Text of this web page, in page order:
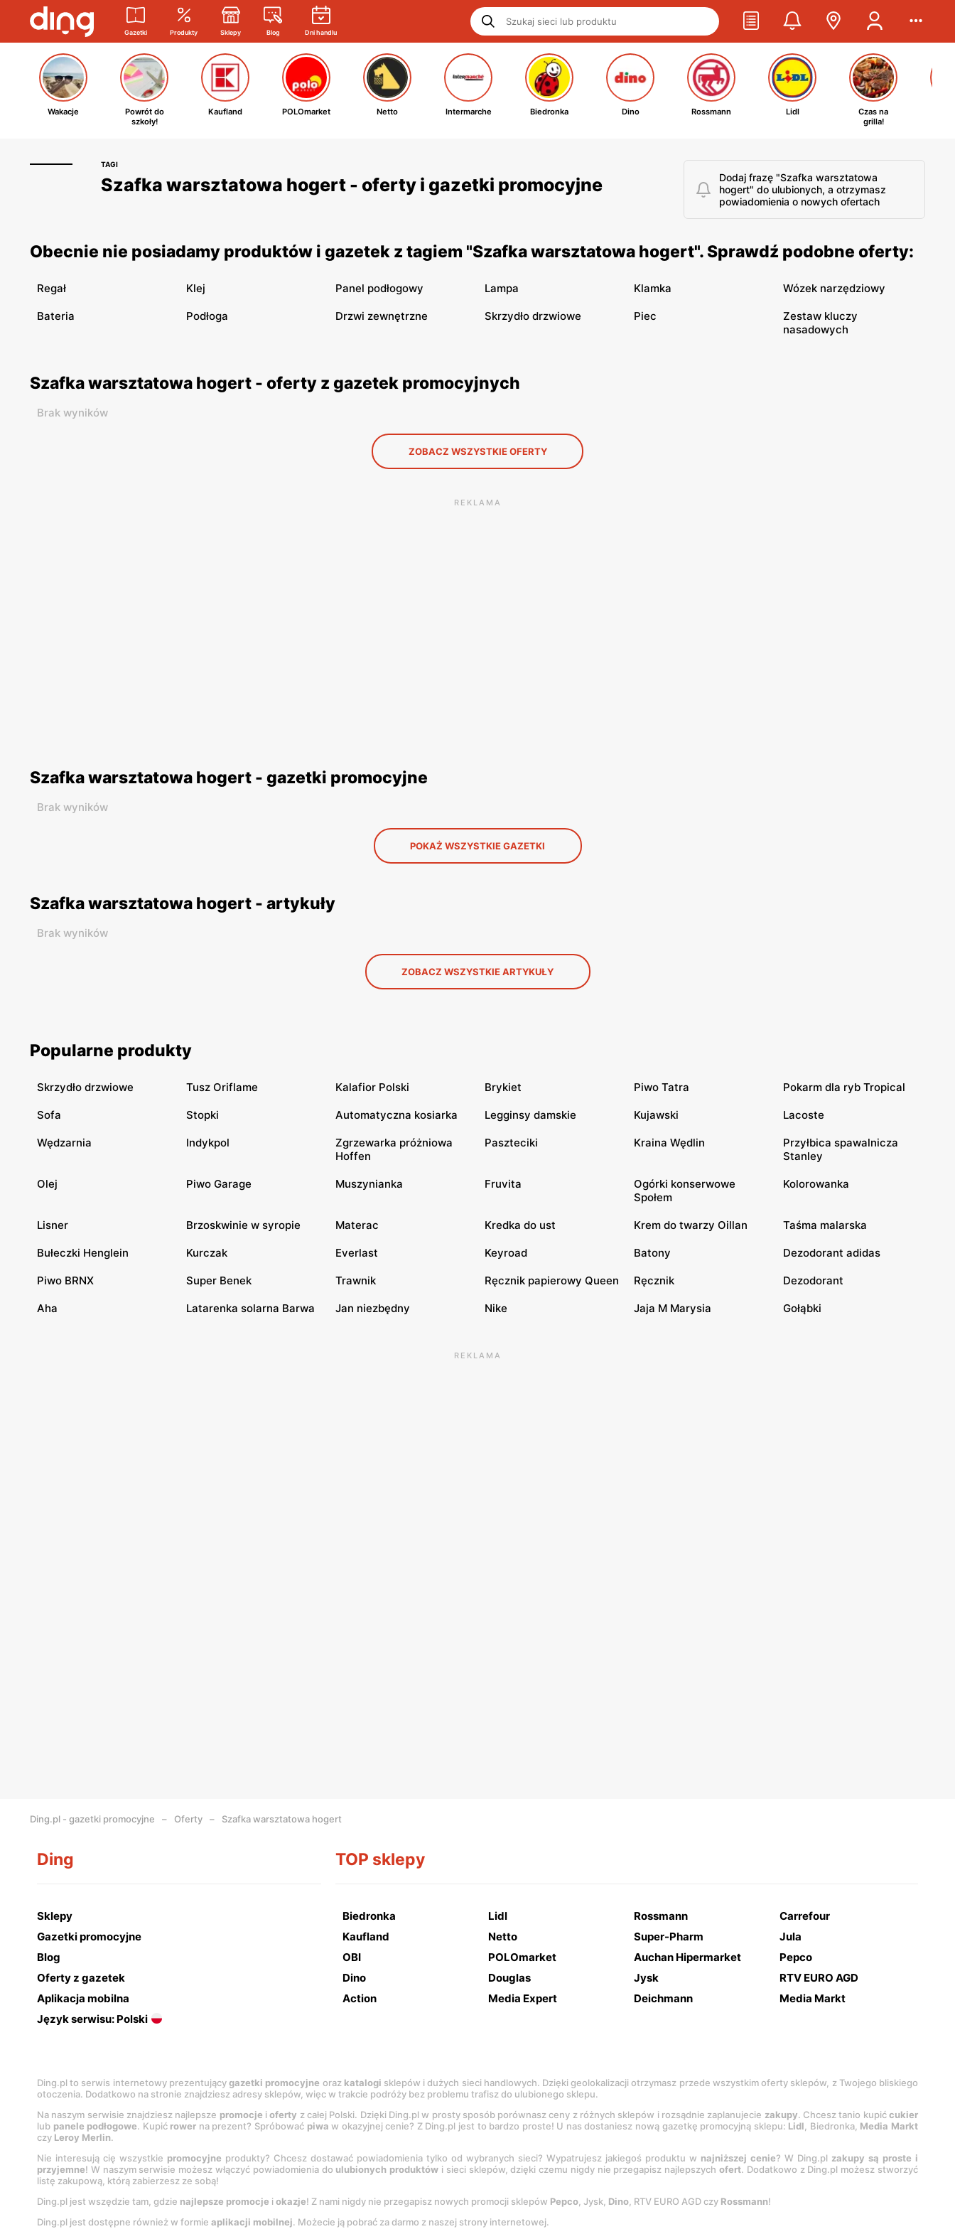
Gazetki Produkty Sklepy Blog Dni handlu
Wakacje
Powrót do
szkoły!
Kaufland POLOmarket Netto Intermarche Biedronka Dino Rossmann Lidl
Czas na
grilla!
TAGI
Szafka warsztatowa hogert - oferty i gazetki promocyjne
Dodaj frazę "Szafka warsztatowa
hogert" do ulubionych, a otrzymasz
powiadomienia o nowych ofertach
Obecnie nie posiadamy produktów i gazetek z tagiem "Szafka warsztatowa hogert". Sprawdź podobne oferty:
Regał Klej Panel podłogowy Lampa Klamka Wózek narzędziowy
Bateria Podłoga Drzwi zewnętrzne Skrzydło drzwiowe Piec
Zestaw kluczy
nasadowych
Szafka warsztatowa hogert - oferty z gazetek promocyjnych
Brak wyników
ZOBACZ WSZYSTKIE OFERTY
REKLAMA
Szafka warsztatowa hogert - gazetki promocyjne
Brak wyników
POKAŻ WSZYSTKIE GAZETKI
Szafka warsztatowa hogert - artykuły
Brak wyników
ZOBACZ WSZYSTKIE ARTYKUŁY
Popularne produkty
Skrzydło drzwiowe Tusz Oriflame Kalafior Polski Brykiet Piwo Tatra Pokarm dla ryb Tropical
Sofa Stopki Automatyczna kosiarka Legginsy damskie Kujawski Lacoste
Wędzarnia Indykpol
Zgrzewarka próżniowa
Hoffen
Paszteciki Kraina Wędlin
Przyłbica spawalnicza
Stanley
Olej Piwo Garage Muszynianka Fruvita
Ogórki konserwowe
Społem
Kolorowanka
Lisner Brzoskwinie w syropie Materac Kredka do ust Krem do twarzy Oillan Taśma malarska
Bułeczki Henglein Kurczak Everlast Keyroad Batony Dezodorant adidas
Piwo BRNX Super Benek Trawnik Ręcznik papierowy Queen Ręcznik Dezodorant
Aha Latarenka solarna Barwa Jan niezbędny Nike Jaja M Marysia Gołąbki
REKLAMA
Ding.pl - gazetki promocyjne Oferty Szafka warsztatowa hogert
Ding
Sklepy
Gazetki promocyjne
Blog
Oferty z gazetek
Aplikacja mobilna
Język serwisu: Polski
TOP sklepy
Biedronka Lidl Rossmann
Carrefour
Kaufland
Netto Super-Pharm
Jula
OBI
POLOmarket Auchan Hipermarket
Pepco
Dino
Douglas Jysk
RTV EURO AGD
Action
Media Expert Deichmann Media Markt
Ding.pl to serwis internetowy prezentującygazetki promocyjne oraz katalogi sklepów i dużych sieci handlowych. Dzięki geolokalizacji otrzymasz przede wszystkim oferty sklepów, z Twojego bliskiego
otoczenia. Dodatkowo na stronie znajdziesz adresy sklepów, więc w trakcie podróży bez problemu trafisz do ulubionego sklepu.
Na naszym serwisie znajdziesz najlepsze promocje ioferty z całej Polski. Dzięki Ding.pl w prosty sposób porównasz ceny z różnych sklepów i rozsądnie zaplanujecie zakupy. Chcesz tanio kupićcukier
lub panele podłogowe. Kupić rower na prezent? Spróbować piwa w okazyjnej cenie? Z Ding.pl jest to bardzo proste! U nas dostaniesz nową gazetkę promocyjną sklepu: Lidl, Biedronka, Media Markt
czy Leroy Merlin.
Nie interesują cię wszystkie promocyjne produkty? Chcesz dostawać powiadomienia tylko od wybranych sieci? Wypatrujesz jakiegoś produktu w najniższej cenie? W Ding.pl zakupy są proste i
przyjemne! W naszym serwisie możesz włączyć powiadomienia do ulubionych produktów i sieci sklepów, dzięki czemu nigdy nie przegapisz najlepszychofert. Dodatkowo z Ding.pl możesz stworzyć
listę zakupową, którą zabierzesz ze sobą!
Ding.pl jest wszędzie tam, gdzie najlepsze promocje i okazje! Z nami nigdy nie przegapisz nowych promocji sklepów Pepco, Jysk, Dino, RTV EURO AGD czy Rossmann!
Ding.pl jest dostępne również w formie aplikacji mobilnej. Możecie ją pobrać za darmo z naszej strony internetowej.